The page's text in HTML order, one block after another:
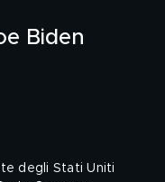
Biden
degli Stati Uniti